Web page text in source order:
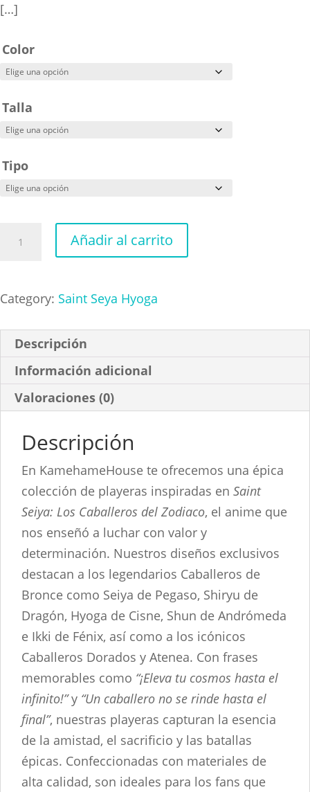
[…]
Color
Talla
Tipo
cantidad
Añadir al carrito
Category: Saint Seya Hyoga
Descripción
Información adicional
Valoraciones (0)
Descripción
En KamehameHouse te ofrecemos una épica
colección de playeras inspiradas en Saint
Seiya: Los Caballeros del Zodiaco, el anime que
nos enseñó a luchar con valor y
determinación. Nuestros diseños exclusivos
destacan a los legendarios Caballeros de
Bronce como Seiya de Pegaso, Shiryu de
Dragón, Hyoga de Cisne, Shun de Andrómeda
e Ikki de Fénix, así como a los icónicos
Caballeros Dorados y Atenea. Con frases
memorables como “¡Eleva tu cosmos hasta el
infinito!”y “Un caballero no se rinde hasta el
final”, nuestras playeras capturan la esencia
de la amistad, el sacrificio y las batallas
épicas. Confeccionadas con materiales de
alta calidad, son ideales para los fans que